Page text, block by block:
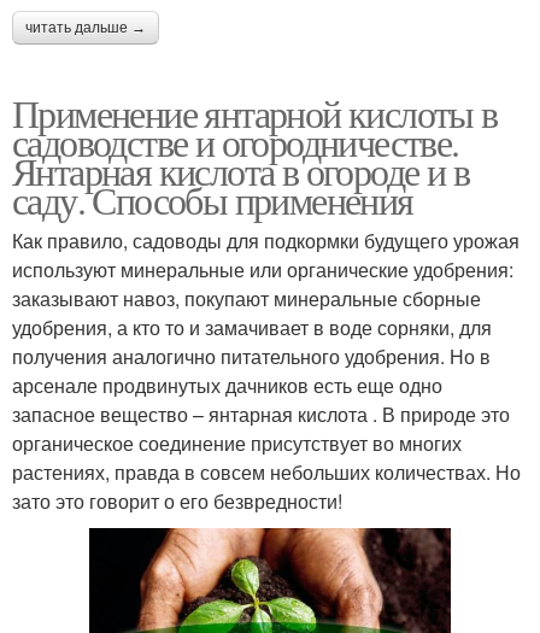
читать дальше →
Применение янтарной кислоты в
садоводстве и огородничестве.
Янтарная кислота в огороде и в
саду. Способы применения
Как правило, садоводы для подкормки будущего урожая
используют минеральные или органические удобрения:
заказывают навоз, покупают минеральные сборные
удобрения, а кто то и замачивает в воде сорняки, для
получения аналогично питательного удобрения. Но в
арсенале продвинутых дачников есть еще одно
запасное вещество – янтарная кислота . В природе это
органическое соединение присутствует во многих
растениях, правда в совсем небольших количествах. Но
зато это говорит о его безвредности!